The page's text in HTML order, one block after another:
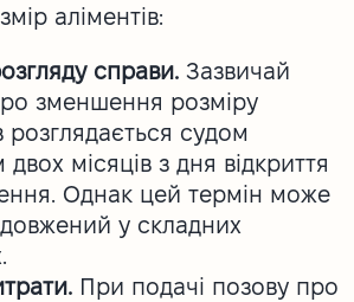
аліментів:
справи. Зазвичай
зменшення розміру
розглядається судом
місяців з дня відкриття
Однак цей термін може
у складних
При подачі позову про